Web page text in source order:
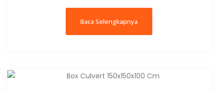
Baca Selengkapnya